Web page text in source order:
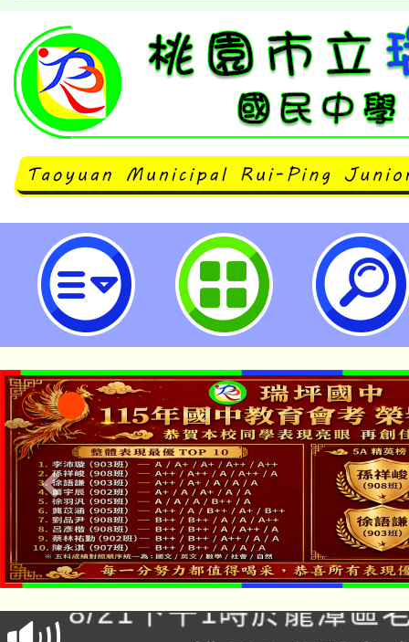
桃園市114年度濕地生態教師增能
立瑞坪國民中學
「本色祭」8/29、30在
場熱烈登場!
8/21下午1時於龍潭區